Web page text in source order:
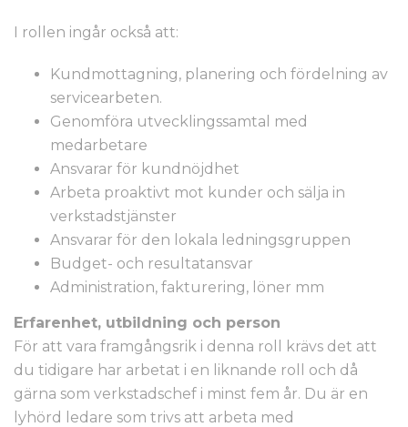
I rollen ingår också att:
Kundmottagning, planering och fördelning av
servicearbeten.
Genomföra utvecklingssamtal med
medarbetare
Ansvarar för kundnöjdhet
Arbeta proaktivt mot kunder och sälja in
verkstadstjänster
Ansvarar för den lokala ledningsgruppen
Budget- och resultatansvar
Administration, fakturering, löner mm
Erfarenhet, utbildning och person
För att vara framgångsrik i denna roll krävs det att
du tidigare har arbetat i en liknande roll och då
gärna som verkstadschef i minst fem år. Du är en
lyhörd ledare som trivs att arbeta med